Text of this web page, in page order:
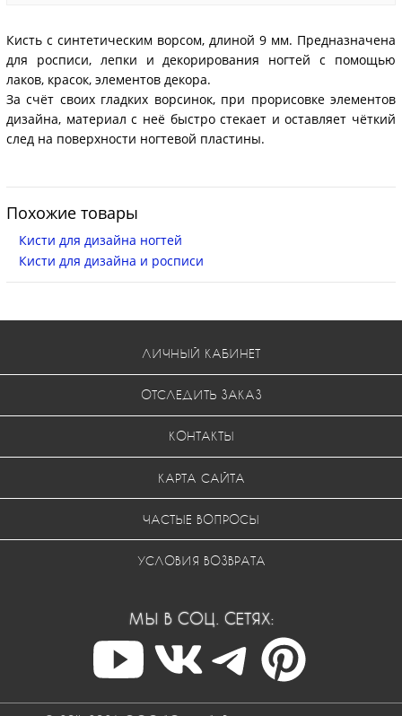
Кисть с синтетическим ворсом, длиной 9 мм. Предназначена
для росписи, лепки и декорирования ногтей с помощью
лаков, красок, элементов декора.
За счёт своих гладких ворсинок, при прорисовке элементов
дизайна, материал с неё быстро стекает и оставляет чёткий
след на поверхности ногтевой пластины.
Похожие товары
Кисти для дизайна ногтей
Кисти для дизайна и росписи
ЛИЧНЫЙ КАБИНЕТ
ОТСЛЕДИТЬ ЗАКАЗ
КОНТАКТЫ
КАРТА САЙТА
ЧАСТЫЕ ВОПРОСЫ
УСЛОВИЯ ВОЗВРАТА
МЫ В СОЦ. СЕТЯХ: